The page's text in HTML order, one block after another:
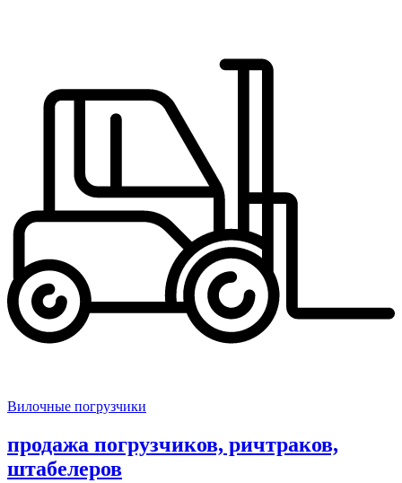
Вилочные погрузчики
продажа погрузчиков, ричтраков,
штабелеров